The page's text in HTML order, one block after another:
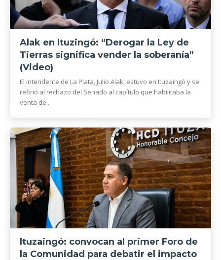
Alak en Ituzingó: “Derogar la Ley de
Tierras significa vender la soberanía”
(Video)
El intendente de La Plata, Julio Alak, estuvo en Ituzaingó y se
refirió al rechazo del Senado al capítulo que habilitaba la
venta de...
Ituzaingó: convocan al primer Foro de
la Comunidad para debatir el impacto